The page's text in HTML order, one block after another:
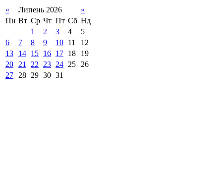
« Липень 2026
»
Пн Вт Ср Чт Пт Сб Нд
1
2 3 4
5
6
7 8 9 10 11
12
13
14 15 16 17 18
19
20
21 22 23 24 25
26
27
28 29 30 31